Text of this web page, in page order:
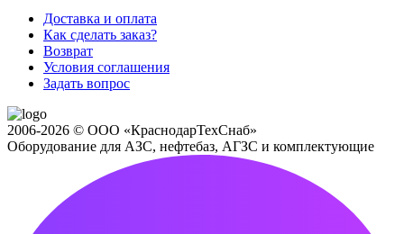
Доставка и оплата
Как сделать заказ?
Возврат
Условия соглашения
Задать вопрос
2006-2026 © ООО «КраснодарТехСнаб»
Оборудование для АЗС, нефтебаз, АГЗС и комплектующие